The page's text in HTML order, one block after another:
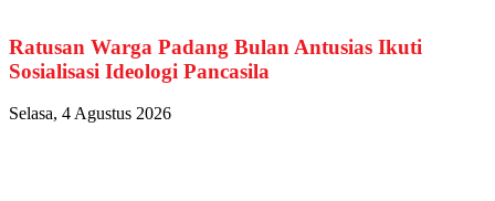
Ratusan Warga Padang Bulan Antusias Ikuti
Sosialisasi Ideologi Pancasila
Selasa, 4 Agustus 2026